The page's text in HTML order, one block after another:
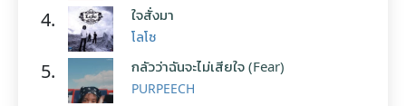
4. ใจสั่งมา
โลโซ
5. กลัวว่าฉันจะไม่เสียใจ (Fear)
PURPEECH